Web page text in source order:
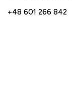
+48 601 266 842